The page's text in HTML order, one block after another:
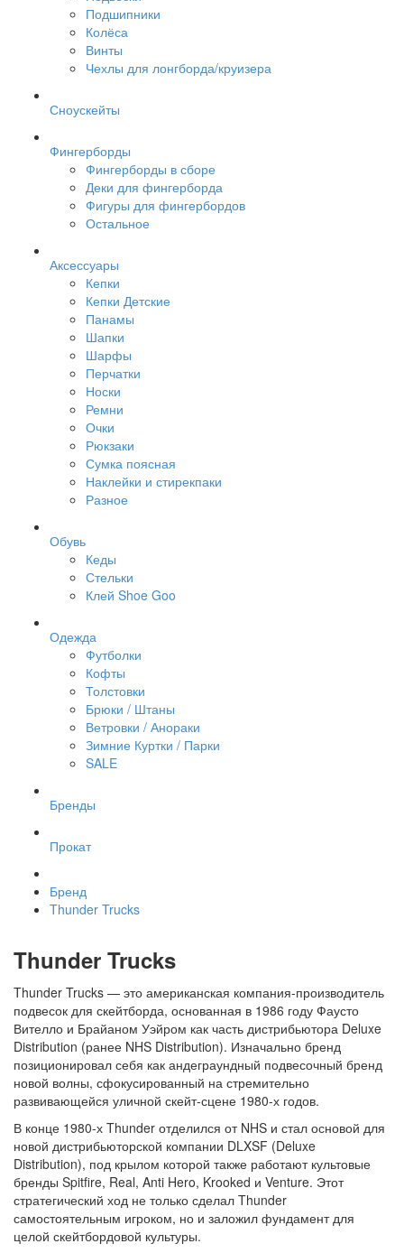
Подшипники
Колёса
Винты
Чехлы для лонгборда/круизера
Сноускейты
Фингерборды
Фингерборды в сборе
Деки для фингерборда
Фигуры для фингербордов
Остальное
Аксессуары
Кепки
Кепки Детские
Панамы
Шапки
Шарфы
Перчатки
Носки
Ремни
Очки
Рюкзаки
Сумка поясная
Наклейки и стирекпаки
Разное
Обувь
Кеды
Стельки
Клей Shoe Goo
Одежда
Футболки
Кофты
Толстовки
Брюки / Штаны
Ветровки / Анораки
Зимние Куртки / Парки
SALE
Бренды
Прокат
Бренд
Thunder Trucks
Thunder Trucks
Thunder Trucks — это американская компания-производитель
подвесок для скейтборда, основанная в 1986 году Фаусто
Вителло и Брайаном Уэйром как часть дистрибьютора Deluxe
Distribution (ранее NHS Distribution). Изначально бренд
позиционировал себя как андеграундный подвесочный бренд
новой волны, сфокусированный на стремительно
развивающейся уличной скейт-сцене 1980-х годов.
В конце 1980-х Thunder отделился от NHS и стал основой для
новой дистрибьюторской компании DLXSF (Deluxe
Distribution), под крылом которой также работают культовые
бренды Spitfire, Real, Anti Hero, Krooked и Venture. Этот
стратегический ход не только сделал Thunder
самостоятельным игроком, но и заложил фундамент для
целой скейтбордовой культуры.